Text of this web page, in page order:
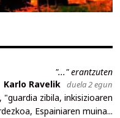
"..." erantzuten
Karlo Ravelik duela 2 egun
zibila, inkisizioaren
Espainiaren muina...